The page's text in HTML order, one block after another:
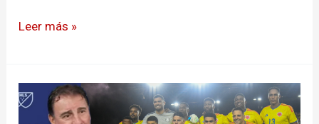
Leer más »
Sin
Villa,